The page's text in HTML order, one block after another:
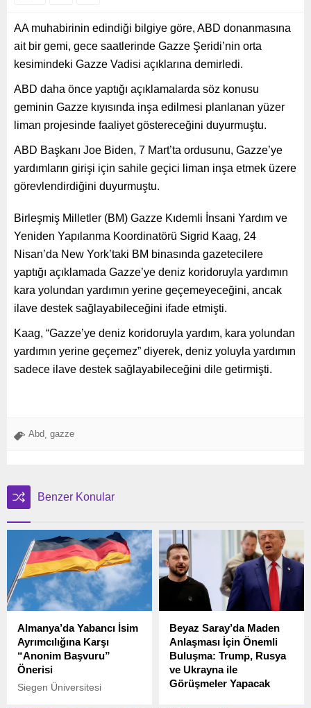
AA muhabirinin edindiği bilgiye göre, ABD donanmasına
ait bir gemi, gece saatlerinde Gazze Şeridi’nin orta
kesimindeki Gazze Vadisi açıklarına demirledi.
ABD daha önce yaptığı açıklamalarda söz konusu
geminin Gazze kıyısında inşa edilmesi planlanan yüzer
liman projesinde faaliyet göstereceğini duyurmuştu.
ABD Başkanı Joe Biden, 7 Mart’ta ordusunu, Gazze’ye
yardımların girişi için sahile geçici liman inşa etmek üzere
görevlendirdiğini duyurmuştu.
Birleşmiş Milletler (BM) Gazze Kıdemli İnsani Yardım ve
Yeniden Yapılanma Koordinatörü Sigrid Kaag, 24
Nisan’da New York’taki BM binasında gazetecilere
yaptığı açıklamada Gazze’ye deniz koridoruyla yardımın
kara yolundan yardımın yerine geçemeyeceğini, ancak
ilave destek sağlayabileceğini ifade etmişti.
Kaag, “Gazze’ye deniz koridoruyla yardım, kara yolundan
yardımın yerine geçemez” diyerek, deniz yoluyla yardımın
sadece ilave destek sağlayabileceğini dile getirmişti.
Abd gazze
Benzer Konular
Almanya’da Yabancı İsim
Ayrımcılığına Karşı
“Anonim Başvuru”
Önerisi
Siegen Üniversitesi
Beyaz Saray’da Maden
Anlaşması İçin Önemli
Buluşma: Trump, Rusya
ve Ukrayna ile
Görüşmeler Yapacak